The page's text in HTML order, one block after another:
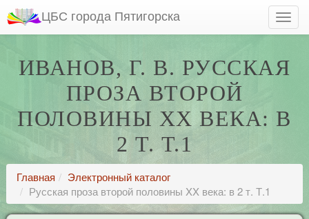
ЦБС города Пятигорска
ИВАНОВ, Г. В. РУССКАЯ
ПРОЗА ВТОРОЙ
ПОЛОВИНЫ XX ВЕКА: В
2 Т. Т.1
Главная
Электронный каталог
Русская проза второй половины XX века: в 2 т. Т.1